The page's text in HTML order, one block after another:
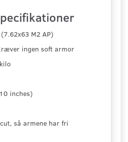
M2 AP)
ingen soft armor
inches)
så armene har fri